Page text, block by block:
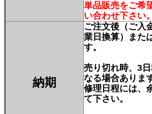
単品販売をご希
い合わせ下さい。
納期
ご注文後（ご入
業日換算）また
す。
売り切れ時、3
なる場合ありま
修理日程には、
て下さい。